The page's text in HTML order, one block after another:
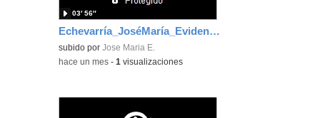
Echevarría_JoséMaría_EvidenciaÁrea_6
subido porJose Maria E.
03′ 56″
-hace un mes -1 visualizaciones